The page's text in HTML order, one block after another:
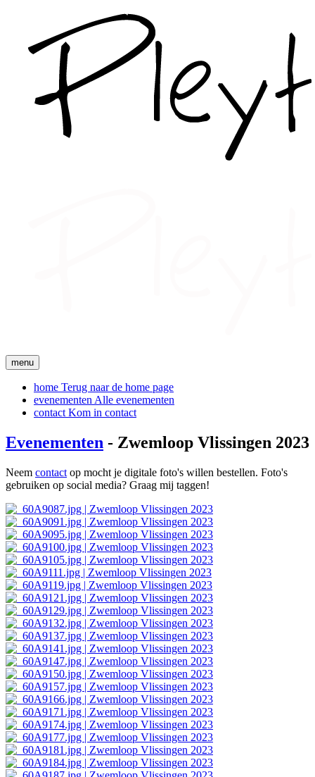
menu
home Terug naar de home page
evenementen Alle evenementen
contact Kom in contact
Evenementen - Zwemloop Vlissingen 2023
Neem contact op mocht je digitale foto's willen bestellen. Foto's
gebruiken op social media? Graag mij taggen!